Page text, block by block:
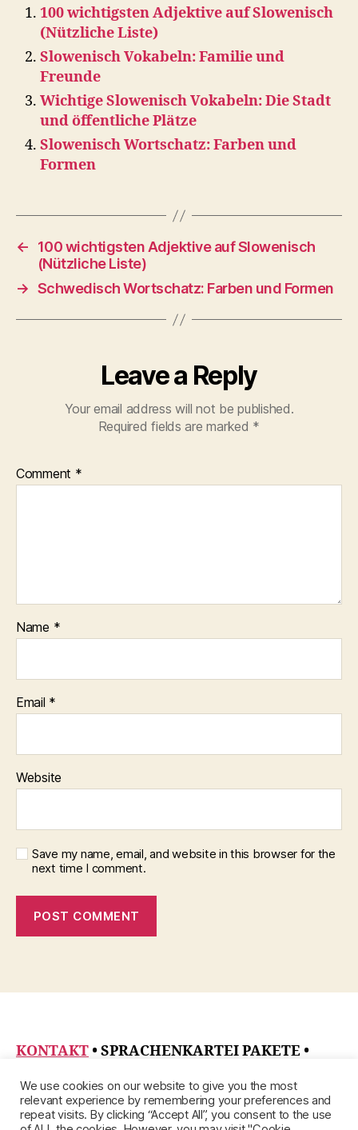
100 wichtigsten Adjektive auf Slowenisch
(Nützliche Liste)
Slowenisch Vokabeln: Familie und
Freunde
Wichtige Slowenisch Vokabeln: Die Stadt
und öffentliche Plätze
Slowenisch Wortschatz: Farben und
Formen
←
100 wichtigsten Adjektive auf Slowenisch
(Nützliche Liste)
→ Schwedisch Wortschatz: Farben und Formen
Leave a Reply
Your email address will not be published.
Required fields are marked *
Comment *
Name *
Email *
Website
Save my name, email, and website in this browser for the
next time I comment.
KONTAKT • SPRACHENKARTEI PAKETE •
IMPRESSUM
We use cookies on our website to give you the most
relevant experience by remembering your preferences and
repeat visits. By clicking “Accept All”, you consent to the use